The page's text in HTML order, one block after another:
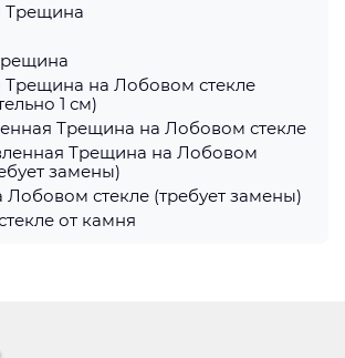
Трещина
Трещина на Лобовом стекле
1 см)
Трещина на Лобовом стекле
Трещина на Лобовом
замены)
стекле (требует замены)
от камня